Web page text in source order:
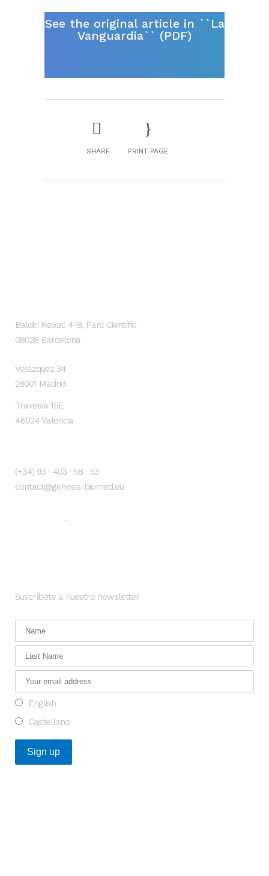
See the original article in ``La
Vanguardia`` (PDF)
SHARE PRINT PAGE
Baldiri Reixac 4-8, Parc Científic
08028 Barcelona
Velázquez 34
28001 Madrid
Travesía 15E
46024 Valencia
(+34) 93 · 403 · 58 · 53
contact@genesis-biomed.eu
-
Suscríbete a nuestro newsletter
English
Castellano